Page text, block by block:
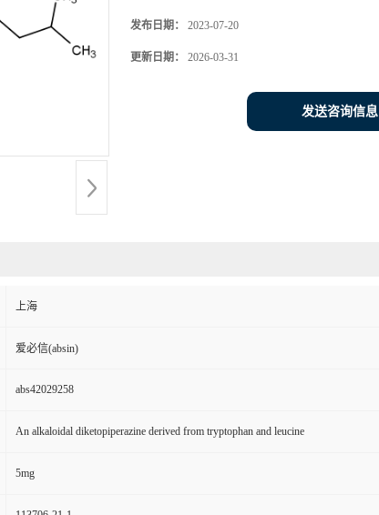
发布日期： 2023-07-20
更新日期： 2026-03-31
发送咨询信息
上海
爱必信(absin)
abs42029258
An alkaloidal diketopiperazine derived from tryptophan and leucine
5mg